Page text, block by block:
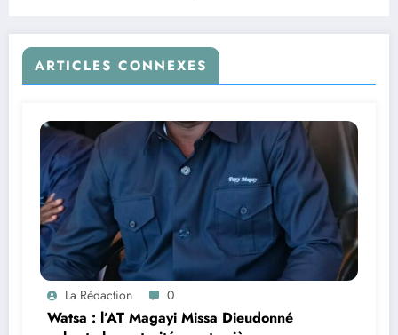
ARTICLES CONNEXES
La Rédaction 0
Watsa : l’AT Magayi Missa Dieudonné